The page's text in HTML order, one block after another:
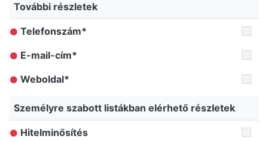
További részletek
Telefonszám*
E-mail-cím*
Weboldal*
Személyre szabott listákban elérhető részletek
Hitelminősítés